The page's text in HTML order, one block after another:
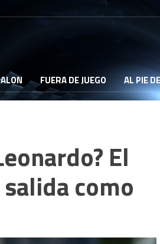
FUERA DE JUEGO AL PIE
El
como